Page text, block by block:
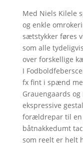
Med Niels Kilele
og enkle
sætstykker føres
som alle
over forskellige
I
fx fint i spænd
Grauengaards og
ekspressive
forældrepar til
båtnakkedumt
som reelt er helt